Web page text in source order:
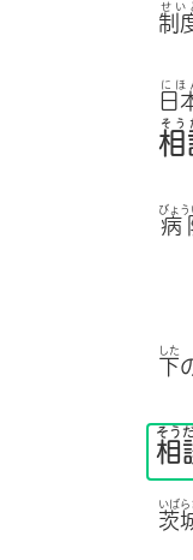
制
せい
日
にほ
相
そう
病
びょう
下
した
相
そう
茨
いばら